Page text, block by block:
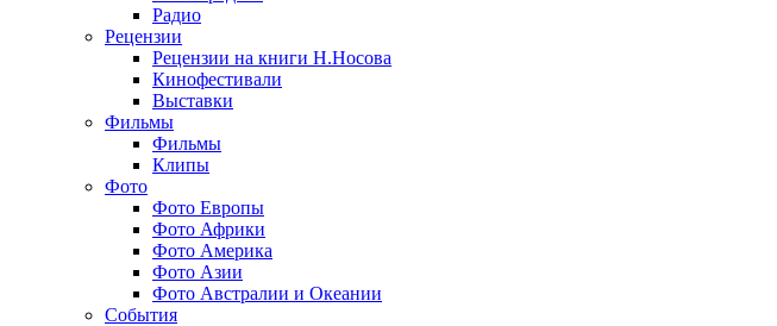
Радио
Рецензии
Рецензии на книги Н.Носова
Кинофестивали
Выставки
Фильмы
Фильмы
Клипы
Фото
Фото Европы
Фото Африки
Фото Америка
Фото Азии
Фото Австралии и Океании
События